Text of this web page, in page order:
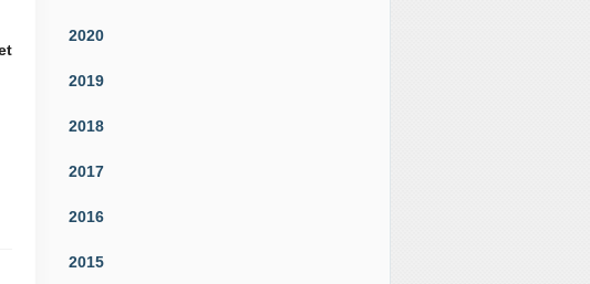
2020
2019
2018
2017
2016
2015